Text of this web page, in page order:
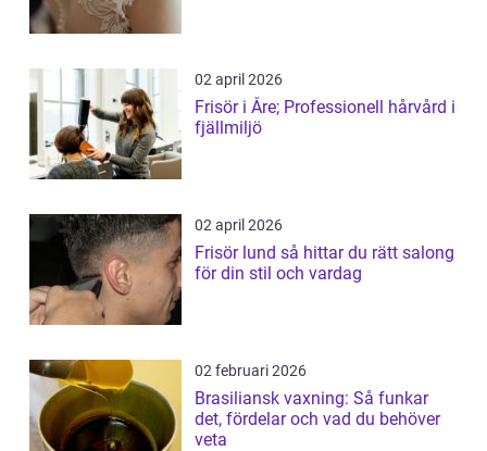
02 april 2026
Frisör i Åre; Professionell hårvård i
fjällmiljö
02 april 2026
Frisör lund så hittar du rätt salong
för din stil och vardag
02 februari 2026
Brasiliansk vaxning: Så funkar
det, fördelar och vad du behöver
veta